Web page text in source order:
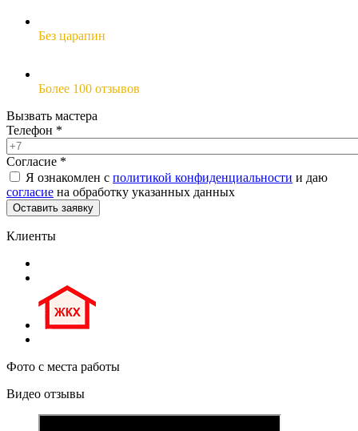
Без царапин
Более 100 отзывов
Вызвать мастера
Телефон *
Согласие *
Я ознакомлен с политикой конфиденциальности и даю
согласие на обработку указанных данных
Клиенты
Фото с места работы
Видео отзывы